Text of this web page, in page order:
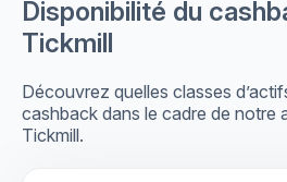
Disponibilité du
Tickmill
Découvrez quelles classes
cashback dans le cadre de notre
Tickmill.